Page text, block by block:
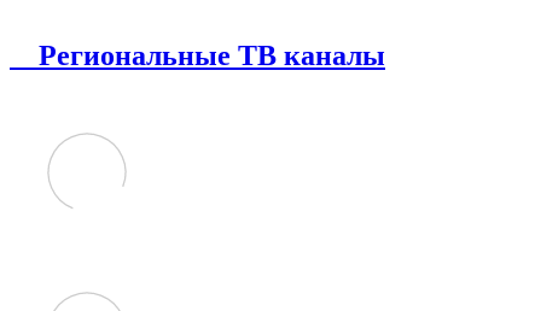
Региональные ТВ каналы